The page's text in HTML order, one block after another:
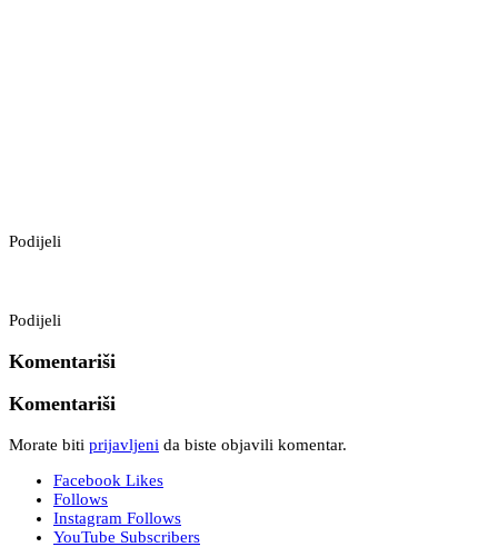
Podijeli
Podijeli
Komentariši
Komentariši
Morate biti prijavljeni da biste objavili komentar.
Facebook Likes
Follows
Instagram Follows
YouTube Subscribers